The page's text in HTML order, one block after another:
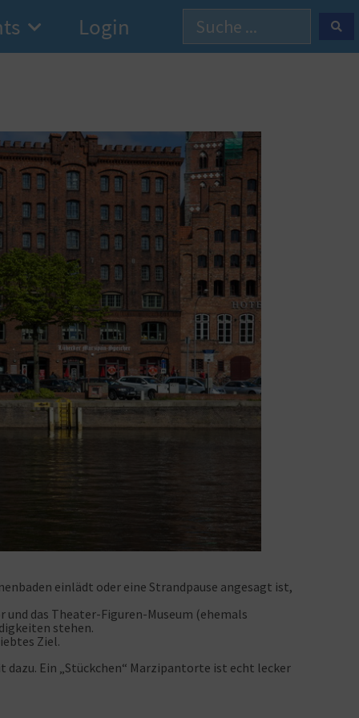
Login
einlädt oder eine Strandpause angesagt ist,
das Theater-Figuren-Museum (ehemals
stehen.
Ziel.
dazu. Ein „Stückchen“ Marzipantorte ist echt lecker